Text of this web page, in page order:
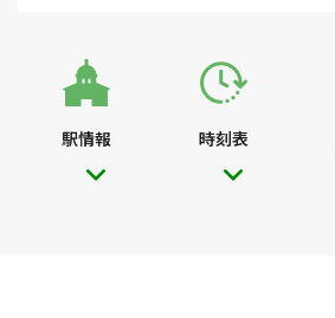
駅情報 時刻表